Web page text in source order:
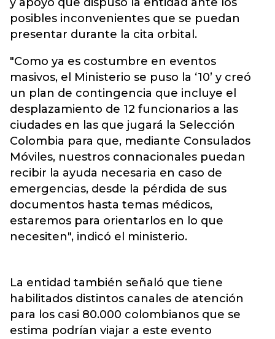
posibles inconvenientes que se puedan
presentar durante la cita orbital.
"Como ya es costumbre en eventos
masivos, el Ministerio se puso la ‘10’ y creó
un plan de contingencia que incluye el
desplazamiento de 12 funcionarios a las
ciudades en las que jugará la Selección
Colombia para que, mediante Consulados
Móviles, nuestros connacionales puedan
recibir la ayuda necesaria en caso de
emergencias, desde la pérdida de sus
documentos hasta temas médicos,
estaremos para orientarlos en lo que
necesiten", indicó el ministerio.
La entidad también señaló que tiene
habilitados distintos canales de atención
para los casi 80.000 colombianos que se
estima podrían viajar a este evento